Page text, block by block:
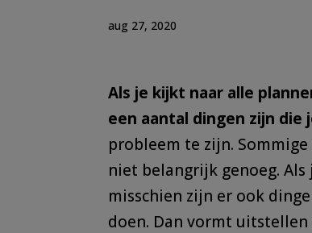
aug 27, 2020
Als je kijkt naar alle
een aantal dingen zijn
probleem te zijn.
niet belangrijk genoeg.
misschien zijn er ook
doen. Dan vormt